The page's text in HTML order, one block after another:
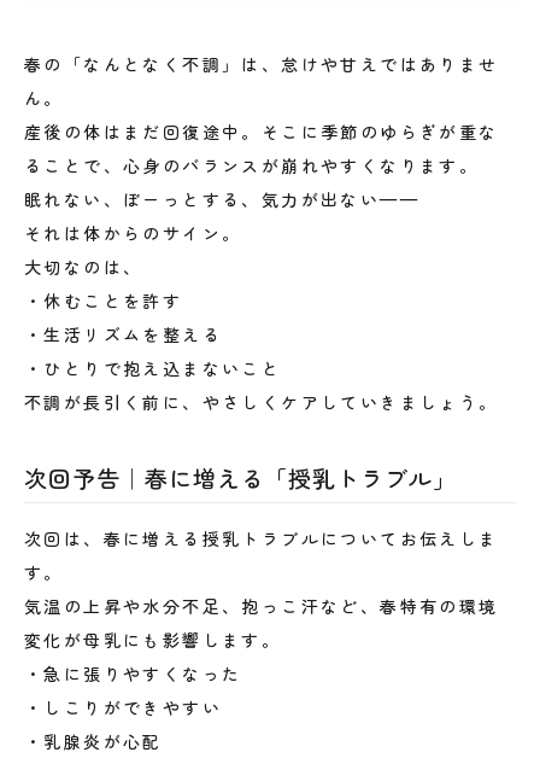
春の「なんとなく不調」は、怠けや甘えではありませ
ん。
産後の体はまだ回復途中。そこに季節のゆらぎが重な
ることで、心身のバランスが崩れやすくなります。
眠れない、ぼーっとする、気力が出ない——
それは体からのサイン。
大切なのは、
・休むことを許す
・生活リズムを整える
・ひとりで抱え込まないこと
不調が長引く前に、やさしくケアしていきましょう。
次回予告｜春に増える「授乳トラブル」
次回は、春に増える授乳トラブルについてお伝えしま
す。
気温の上昇や水分不足、抱っこ汗など、春特有の環境
変化が母乳にも影響します。
・急に張りやすくなった
・しこりができやすい
・乳腺炎が心配